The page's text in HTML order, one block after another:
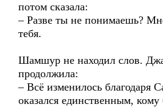
потом сказала:
– Разве ты не понимаешь?
тебя.
Шамшур не находил слов.
продолжила:
– Всё изменилось благодаря
оказался единственным,